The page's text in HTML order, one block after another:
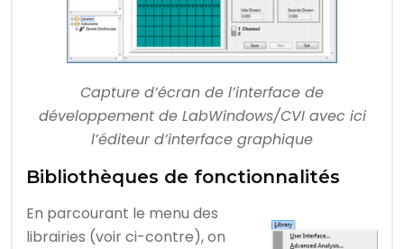
Capture d’écran de l’interface de
développement de LabWindows/CVI avec ici
l’éditeur d’interface graphique
Bibliothèques de fonctionnalités
En parcourant le menu des
librairies (voir ci-contre), on